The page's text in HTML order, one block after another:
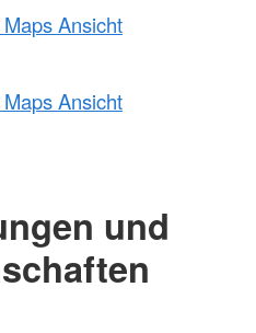
Ansicht
Ansicht
und